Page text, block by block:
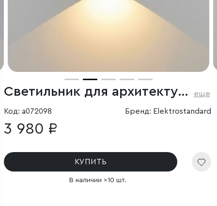
Светильник для архитектурной подсветки BLADE 3000K черный IP54 еще
Код: a072098 Бренд: Elektrostandard
3 980 ₽
КУПИТЬ
В наличии >10 шт.